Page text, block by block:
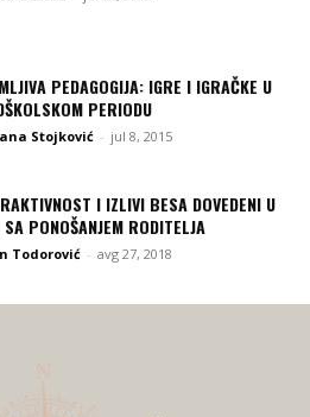
PEDAGOGIJA: IGRE I IGRAČKE U
PERIODU
Stojković - jul 8, 2015
I IZLIVI BESA DOVEDENI U
SA PONOŠANJEM RODITELJA
Todorović - avg 27, 2018